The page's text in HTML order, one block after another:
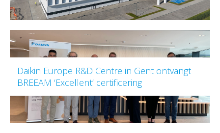
Daikin Europe R&D Centre in Gent ontvangt
BREEAM ‘Excellent’ certificering